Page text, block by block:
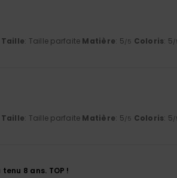
Taille: Taille parfaite Matière: 5/5 Coloris: 5/
Taille: Taille parfaite Matière: 5/5 Coloris: 5/
8 ans. TOP !